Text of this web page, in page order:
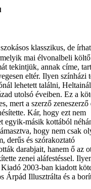
klasszikus, de
mai élvonalbeli költő
tekintjük, annak címe,
eltér. Ilyen színházi
lehetett találni, Heltainál
utolsó éveiben. Ez a
mert a szerző zeneszerző
Kár, hogy ezt nem
egyik-másik kottából
hogy nem csak
derűs és szórakoztató
darabjait, hanem ő az
zenei aláfestéssel.
2003-ban kiadott
Árpád Illusztrálta és a